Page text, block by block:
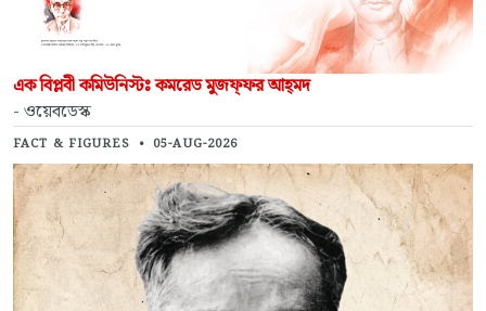
এক বিপ্লবী কমিউনিস্টঃ কমরেড মুজফ্‌ফর আহ্‌মদ
- ওয়েবডেস্ক
FACT & FIGURES • 05-AUG-2026